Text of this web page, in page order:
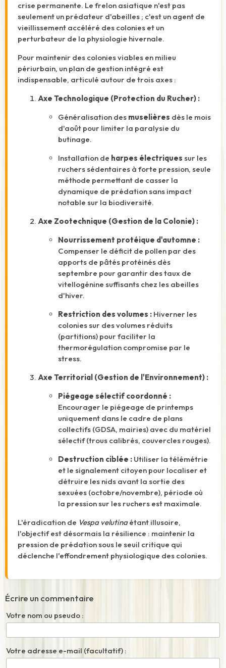
crise permanente. Le frelon asiatique n'est pas
seulement un prédateur d'abeilles ; c'est un agent de
vieillissement accéléré des colonies et un
perturbateur de la physiologie hivernale.
Pour maintenir des colonies viables en milieu
périurbain, un plan de gestion intégré est
indispensable, articulé autour de trois axes :
Axe Technologique (Protection du Rucher) :
Généralisation des muselières dès le mois
d'août pour limiter la paralysie du
butinage.
Installation de harpes électriques sur les
ruchers sédentaires à forte pression, seule
méthode permettant de casser la
dynamique de prédation sans impact
notable sur la biodiversité.
Axe Zootechnique (Gestion de la Colonie) :
Nourrissement protéique d'automne :
Compenser le déficit de pollen par des
apports de pâtés protéinés dès
septembre pour garantir des taux de
vitellogénine suffisants chez les abeilles
d'hiver.
Restriction des volumes : Hiverner les
colonies sur des volumes réduits
(partitions) pour faciliter la
thermorégulation compromise par le
stress.
Axe Territorial (Gestion de l'Environnement) :
Piégeage sélectif coordonné :
Encourager le piégeage de printemps
uniquement dans le cadre de plans
collectifs (GDSA, mairies) avec du matériel
sélectif (trous calibrés, couvercles rouges).
Destruction ciblée : Utiliser la télémétrie
et le signalement citoyen pour localiser et
détruire les nids avant la sortie des
sexuées (octobre/novembre), période où
la pression sur les ruchers est maximale.
L'éradication de Vespa velutinaétant illusoire,
l'objectif est désormais la résilience : maintenir la
pression de prédation sous le seuil critique qui
déclenche l'effondrement physiologique des colonies.
Écrire un commentaire
Votre nom ou pseudo :
Votre adresse e-mail (facultatif) :